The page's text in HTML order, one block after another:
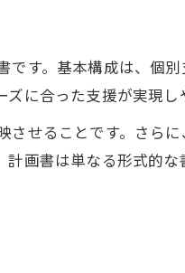
とは
す。基本構成は、個
に合った支援が実現し
せることです。さら
画書は単なる形式的